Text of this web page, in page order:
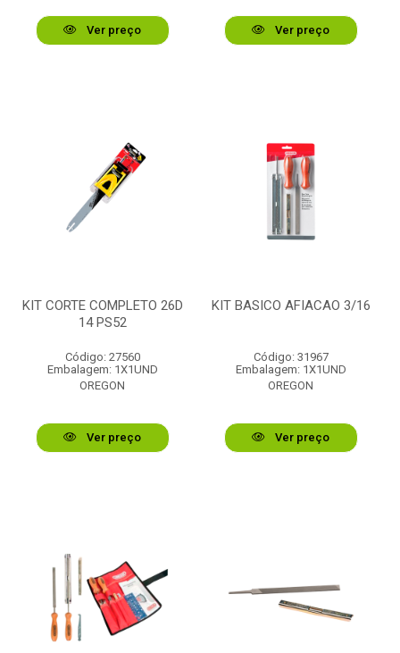
Ver preço Ver preço
KIT CORTE COMPLETO 26D
14 PS52
Código: 27560
Embalagem: 1X1UND
OREGON
Ver preço
KIT BASICO AFIACAO 3/16
Código: 31967
Embalagem: 1X1UND
OREGON
Ver preço